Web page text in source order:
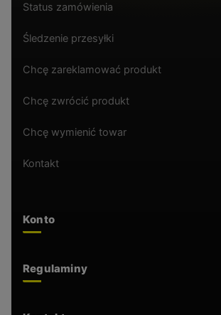
Status zamówienia
Śledzenie przesyłki
Chcę zareklamować produkt
Chcę zwrócić produkt
Chcę wymienić towar
Kontakt
Konto
Regulaminy